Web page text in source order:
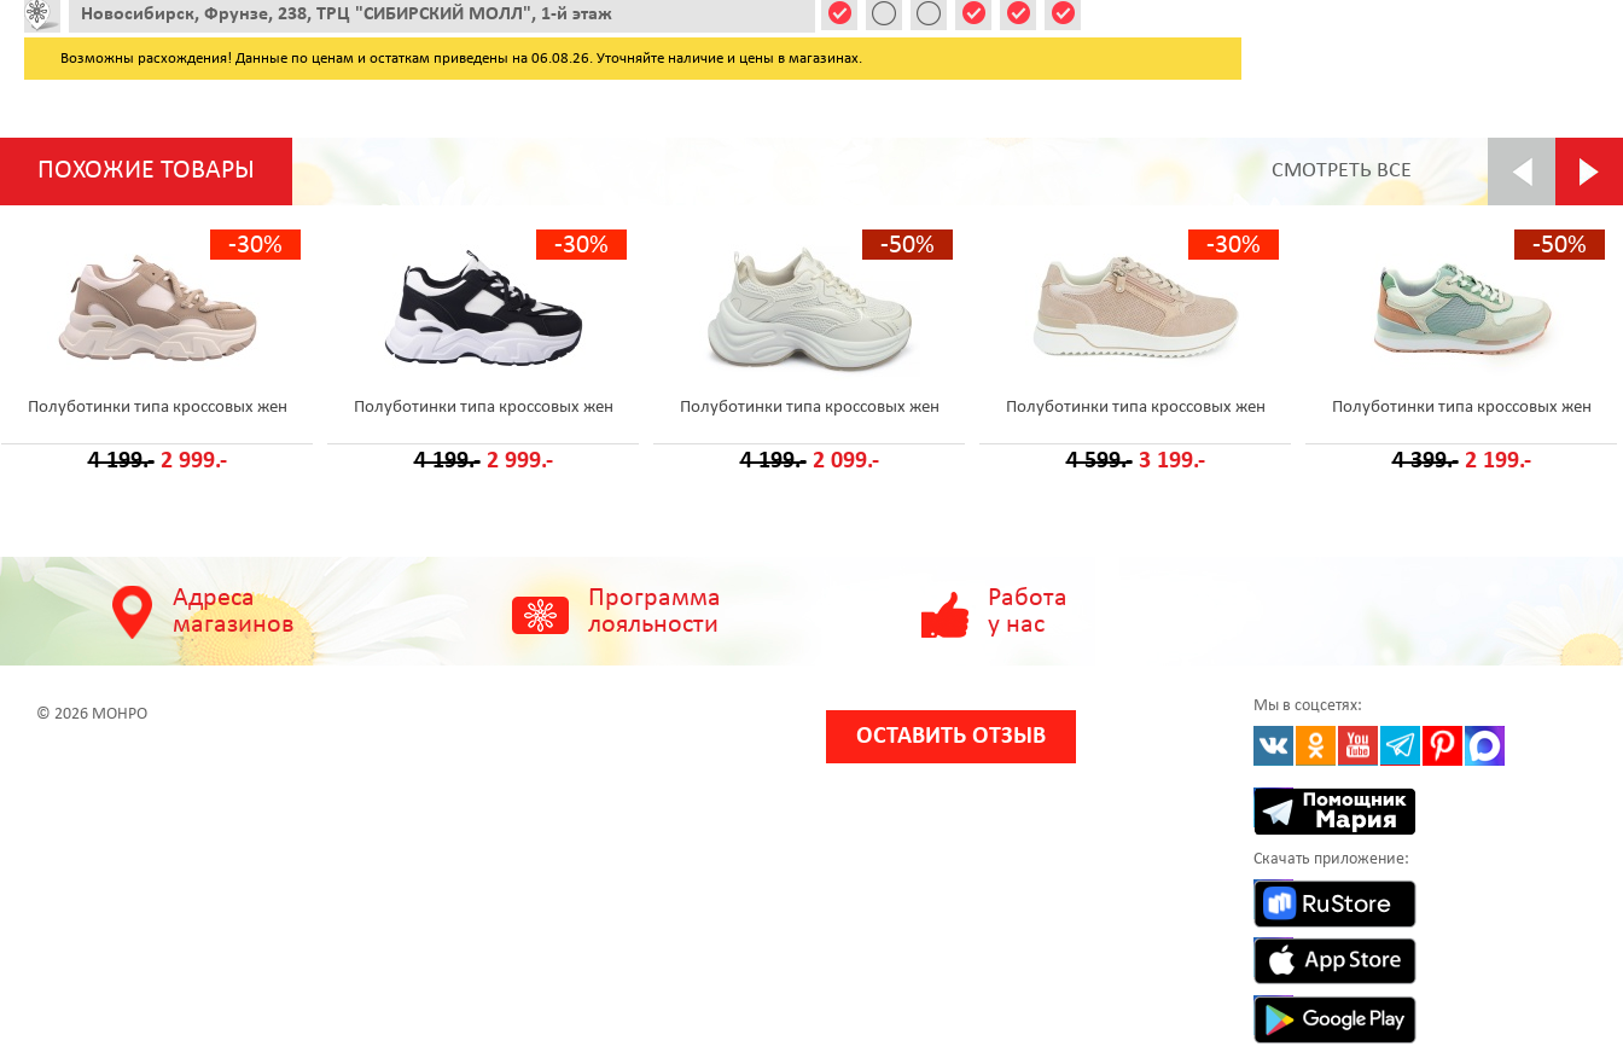
Новосибирск, Фрунзе, 238, ТРЦ "СИБИРСКИЙ МОЛЛ", 1-й этаж
Возможны расхождения! Данные по ценам и остаткам приведены на 06.08.26. Уточняйте наличие и цены в магазинах.
ПОХОЖИЕ ТОВАРЫ СМОТРЕТЬ ВСЕ
-30%
Полуботинки типа кроссовых жен
4 199.- 2 999.-
-30%
Полуботинки типа кроссовых жен
4 199.- 2 999.-
-50%
Полуботинки типа кроссовых жен
4 199.- 2 099.-
-30%
Полуботинки типа кроссовых жен
4 599.- 3 199.-
-50%
Полуботинки типа кроссовых жен
4 399.- 2 199.-
Адреса
магазинов
Программа
лояльности
Работа
у нас
© 2026 МОНРО
ОСТАВИТЬ ОТЗЫВ
Мы в соцсетях:
Скачать приложение: